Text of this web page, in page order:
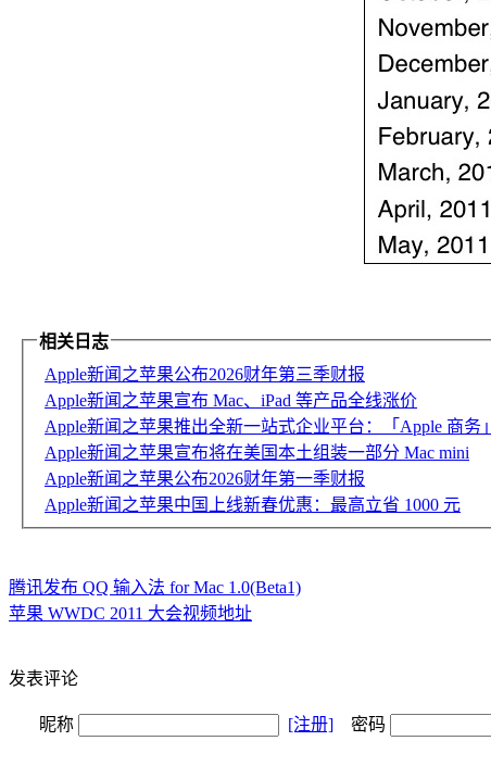
相关日志
Apple新闻之苹果公布2026财年第三季财报
Apple新闻之苹果宣布 Mac、iPad 等产品全线涨价
Apple新闻之苹果推出全新一站式企业平台：「Apple 商务」
Apple新闻之苹果宣布将在美国本土组装一部分 Mac mini
Apple新闻之苹果公布2026财年第一季财报
Apple新闻之苹果中国上线新春优惠：最高立省 1000 元
腾讯发布 QQ 输入法 for Mac 1.0(Beta1)
苹果 WWDC 2011 大会视频地址
发表评论
昵称 [注册] 密码